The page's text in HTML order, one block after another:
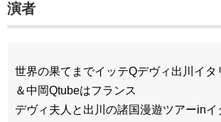
演者
世界の果てまでイッテQデヴィ出川イタ
＆中岡Qtubeはフランス
デヴィ夫人と出川の諸国漫遊ツアーinイ